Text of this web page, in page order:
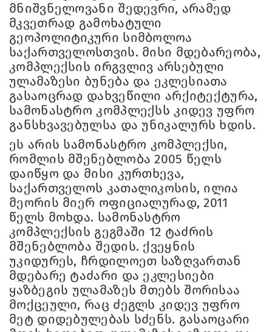
მნიშვნელოვანი შედევრი, არამედ
მკვეთრად გამოხატული
გეოპოლიტიკური სიმბოლოა
საქართველოსთვის. მისი მდებარეობა,
კომპლექსის ირგვლივ არსებული
ულამაზესი ბუნება და ეკლესიათა
გასაოცრად დახვეწილი არქიტექტურა,
სამონასტრო კომპლექსს კიდევ უფრო
განსხვავებულსა და უნიკალურს ხდის.
ეს არის სამონასტრო კომპლექსი,
რომლის მშენებლობა 2005 წელს
დაიწყო და მისი კურთხევა,
საქართველოს კათალიკოსის, ილია
მეორის მიერ ოფიციალურად, 2011
წელს მოხდა. სამონასტრო
კომპლექსის გეგმაში 12 ტაძრის
მშენებლობა შედის. ქვეყნის
უკიდურეს, ჩრდილოეთ საზღვართან
მდებარე ტაძარი და ეკლესიები
ყაზბეგის ულამაზეს მთებს შორისაა
მოქცეული, რაც ძეგლს კიდევ უფრო
მეტ დიდებულებას სძენს. გასაოცარი